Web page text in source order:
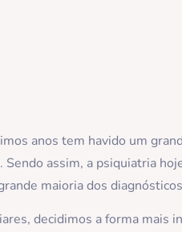
anos tem havido um
assim, a psiquiatria
maioria dos
decidimos a forma mais